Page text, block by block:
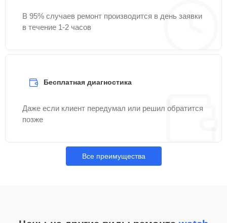
В 95% случаев ремонт производится в день заявки
в течение 1-2 часов
Бесплатная диагностика
Даже если клиент передумал или решил обратится
позже
Все преимущества